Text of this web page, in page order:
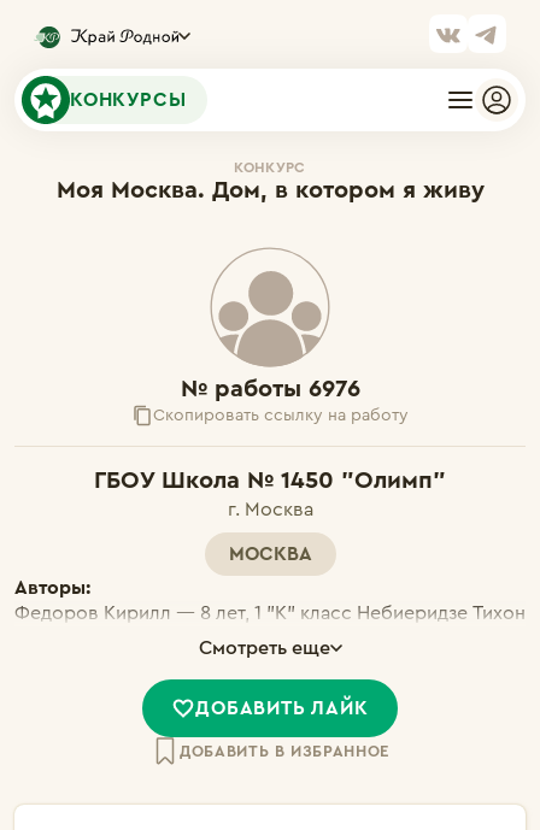
КОНКУРСЫ
КОНКУРС
Моя Москва. Дом, в котором я живу
№ работы 6976
Скопировать ссылку на работу
ГБОУ Школа № 1450 "Олимп"
г. Москва
МОСКВА
Авторы:
Федоров Кирилл — 8 лет, 1 "К" класс Небиеридзе Тихон
— 8 лет, 1 "К" класс Небиеридзе Платон — 8 лет, 1 "К"
Смотреть еще
ДОБАВИТЬ ЛАЙК
ДОБАВИТЬ В ИЗБРАННОЕ